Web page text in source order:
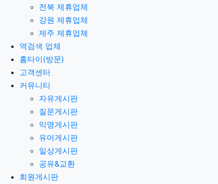
전북 제휴업체
강원 제휴업체
제주 제휴업체
역검색 업체
홈타이(방문)
고객센터
커뮤니티
자유게시판
질문게시판
익명게시판
유머게시판
일상게시판
공유&교환
회원게시판